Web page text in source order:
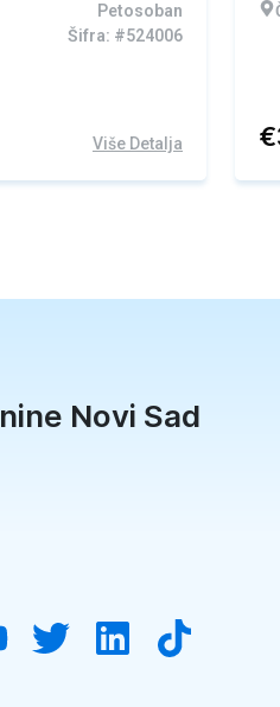
Petosoban
Šifra: #524006
Više Detalja €
Novi Sad